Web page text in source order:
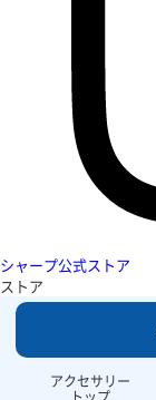
シャープ公式ストア
ストア
アクセサリー